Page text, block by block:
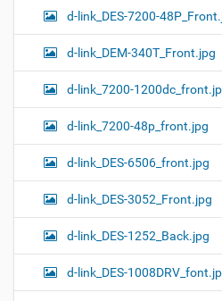
d-link_DES-7200-
d-link_DEM-340T_Front.jpg
d-link_7200-
d-link_7200-48p_front.jpg
d-link_DES-6506_front.jpg
d-link_DES-3052_Front.jpg
d-link_DES-1252_Back.jpg
d-link_DES-